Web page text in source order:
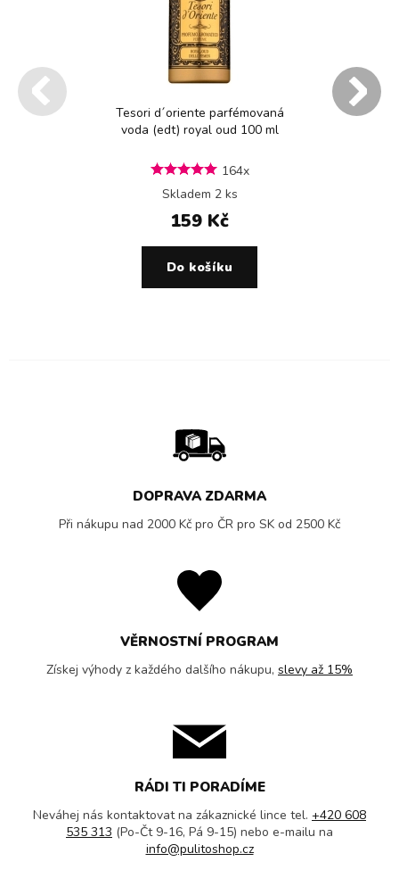
Tesori d´oriente parfémovaná
voda (edt) royal oud 100 ml
164x
Skladem 2 ks
159 Kč
Do košíku
DOPRAVA ZDARMA
Při nákupu nad 2000 Kč pro ČR pro SK od 2500 Kč
VĚRNOSTNÍ PROGRAM
Získej výhody z každého dalšího nákupu, slevy až 15%
RÁDI TI PORADÍME
Neváhej nás kontaktovat na zákaznické lince tel. +420 608
535 313 (Po-Čt 9-16, Pá 9-15) nebo e-mailu na
info@pulitoshop.cz